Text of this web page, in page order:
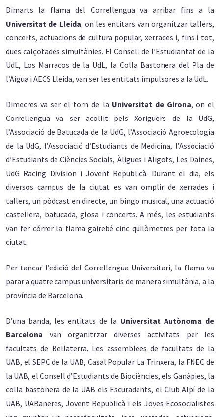
Dimarts la flama del Correllengua va arribar fins a la
Universitat de Lleida, on les entitars van organitzar tallers,
concerts, actuacions de cultura popular, xerrades i, fins i tot,
dues calçotades simultànies. El Consell de l’Estudiantat de la
UdL, Los Marracos de la UdL, la Colla Bastonera del Pla de
l’Aigua i AECS Lleida, van ser les entitats impulsores a la UdL.
Dimecres va ser el torn de la Universitat de Girona, on el
Correllengua va ser acollit pels Xoriguers de la UdG,
l’Associació de Batucada de la UdG, l’Associació Agroecologia
de la UdG, l’Associació d’Estudiants de Medicina, l’Associació
d’Estudiants de Ciències Socials, Àligues i Aligots, Les Daines,
UdG Racing Division i Jovent Republicà. Durant el dia, els
diversos campus de la ciutat es van omplir de xerrades i
tallers, un pòdcast en directe, un bingo musical, una actuació
castellera, batucada, glosa i concerts. A més, les estudiants
van fer córrer la flama gairebé cinc quilòmetres per tota la
ciutat.
Per tancar l’edició del Correllengua Universitari, la flama va
parar a quatre campus universitaris de manera simultània, a la
província de Barcelona.
D’una banda, les entitats de la Universitat Autònoma de
Barcelona van organitrzar diverses activitats per les
facultats de Bellaterra. Les assemblees de facultats de la
UAB, el SEPC de la UAB, Casal Popular La Trinxera, la FNEC de
la UAB, el Consell d’Estudiants de Biociències, els Ganàpies, la
colla bastonera de la UAB els Escuradents, el Club Alpí de la
UAB, UABaneres, Jovent Republicà i els Joves Ecosocialistes